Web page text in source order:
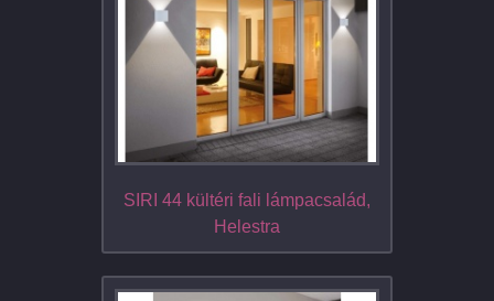
SIRI 44 kültéri fali lámpacsalád,
Helestra